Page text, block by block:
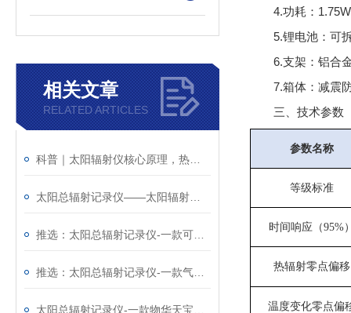
相关文章
RELATED ARTICLES
4.功耗：1.75W
5.锂电池：可
6.支架：铝合
7.箱体：减震
三、技术参数
参数名称
等级标准
时间响应（95%
热辐射零点偏移
温度变化零点偏